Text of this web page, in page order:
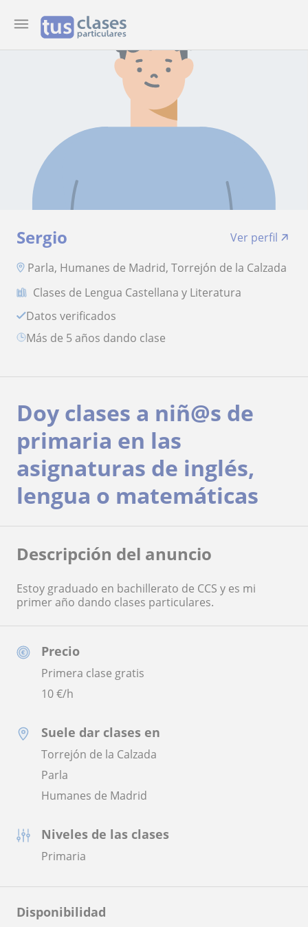
Sergio
Ver perfil
Parla, Humanes de Madrid, Torrejón de la Calzada
Clases de Lengua Castellana y Literatura
Datos verificados
más de 5 años dando clase
Precio
Primera clase gratis
10€/h
Suele dar clases en
Torrejón de la Calzada
Parla
Humanes de Madrid
Niveles de las clases
Primaria
Disponibilidad
Doy clases a niñ@s de
primaria en las
asignaturas de inglés,
lengua o matemáticas
Descripción del anuncio
Estoy graduado en bachillerato de CCS y es mi
primer año dando clases particulares.